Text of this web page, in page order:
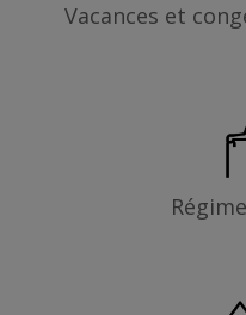
Vacances et